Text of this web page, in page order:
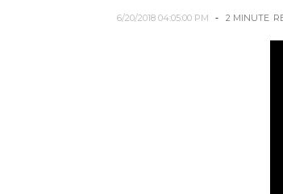
6/20/2018 04:05:00 PM 2 MINUTE